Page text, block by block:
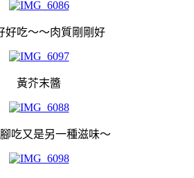
好吃～～肉質剛剛好
黃芥末醬
吃又是另一種滋味～